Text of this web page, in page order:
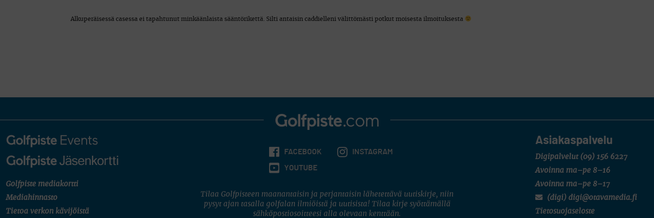
Alkuperäisessä casessa ei tapahtunut minkäänlaista sääntörikettä. Silti antaisin caddielleni välittömästi potkut moisesta ilmoituksesta
Golfpiste mediakortti
Mediahinnasto
Tietoa verkon kävijöistä
Asiakaspalvelu
Digipalvelut (09) 156 6227
Avoinna ma–pe 8–16
Avoinna ma–pe 8–17
(digi) digi@otavamedia.fi
Tietosuojaseloste
FACEBOOK INSTAGRAM
YOUTUBE
Tilaa Golfpisteen maanantaisin ja perjantaisin lähetettävä uutiskirje, niin
pysyt ajan tasalla golfalan ilmiöistä ja uutisista! Tilaa kirje syöttämällä
sähköpostiosoitteesi alla olevaan kenttään.